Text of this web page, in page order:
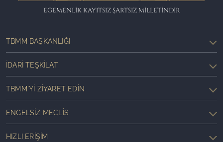
EGEMENLİK KAYITSIZ ŞARTSIZ MİLLETİNDİR
TBMM BAŞKANLIĞI
İDARI TEŞKILAT
TBMM'YI ZIYARET EDIN
ENGELSIZ MECLIS
HIZLI ERIŞIM